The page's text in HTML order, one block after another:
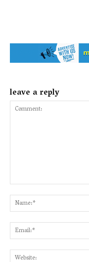
leave a reply